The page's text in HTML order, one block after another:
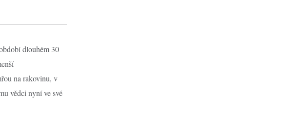
dlouhém 30
na rakovinu, v
vědci nyní ve své